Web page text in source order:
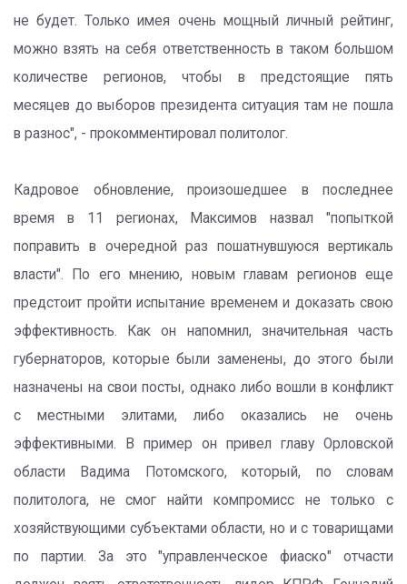
не будет. Только имея очень мощный личный рейтинг,
можно взять на себя ответственность в таком большом
количестве регионов, чтобы в предстоящие пять
месяцев до выборов президента ситуация там не пошла
в разнос", - прокомментировал политолог.
Кадровое обновление, произошедшее в последнее
время в 11 регионах, Максимов назвал "попыткой
поправить в очередной раз пошатнувшуюся вертикаль
власти". По его мнению, новым главам регионов еще
предстоит пройти испытание временем и доказать свою
эффективность. Как он напомнил, значительная часть
губернаторов, которые были заменены, до этого были
назначены на свои посты, однако либо вошли в конфликт
с местными элитами, либо оказались не очень
эффективными. В пример он привел главу Орловской
области Вадима Потомского, который, по словам
политолога, не смог найти компромисс не только с
хозяйствующими субъектами области, но и с товарищами
по партии. За это "управленческое фиаско" отчасти